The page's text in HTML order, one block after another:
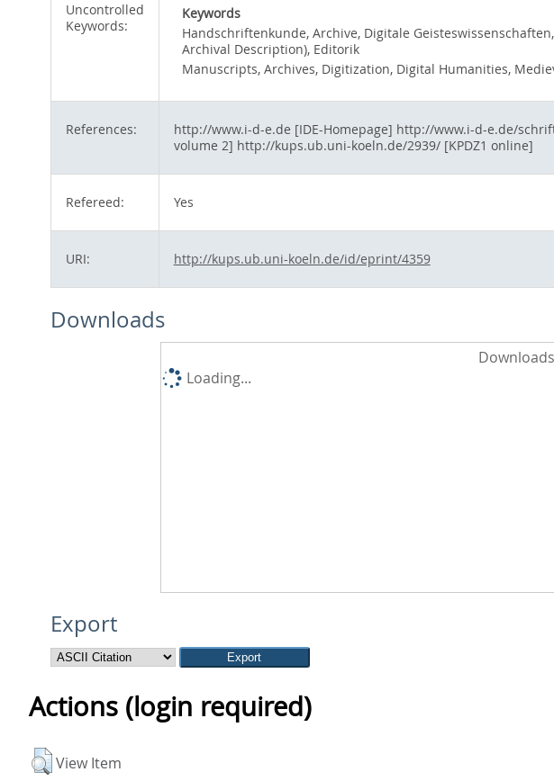
Uncontrolled
Keywords:
Keywords
Handschriftenkunde, Archive, Digitale
Archival Description), Editorik
Manuscripts, Archives, Digitization, Digital Humanities,
References:
http://www.i-d-e.de [IDE-Homepage] http://www.i-d-e.de/
volume 2] http://kups.ub.uni-koeln.de/2939/ [KPDZ1 online]
Refereed: Yes
URI: http://kups.ub.uni-koeln.de/id/eprint/4359
Downloads
Loading...
Export
Actions (login required)
View Item